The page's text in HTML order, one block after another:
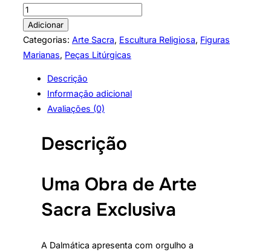
Adicionar
Categorias: Arte Sacra, Escultura Religiosa, Figuras
Marianas, Peças Litúrgicas
Descrição
Informação adicional
Avaliações (0)
Descrição
Uma Obra de Arte
Sacra Exclusiva
A Dalmática apresenta com orgulho a